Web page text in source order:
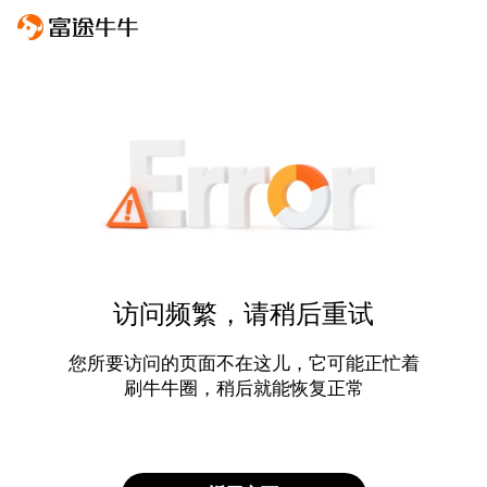
访问频繁，请稍后重试
您所要访问的页面不在这儿，它可能正忙着
刷牛牛圈，稍后就能恢复正常